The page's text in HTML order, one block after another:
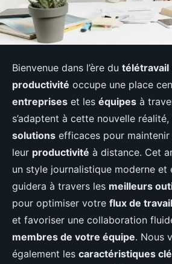
Bienvenue dans l’ère du télétravail
productivité occupe une place
entreprises et les équipes à
s’adaptent à cette nouvelle
solutions efficaces pour
leur productivité à distance. Cet
un style journalistique moderne et
guidera à travers les meilleurs
pour optimiser votre flux de travail
et favoriser une collaboration
membres de votre équipe. Nous
également les caractéristiques